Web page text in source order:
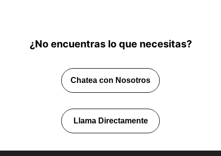
¿No encuentras lo que necesitas?
Chatea con Nosotros
Llama Directamente